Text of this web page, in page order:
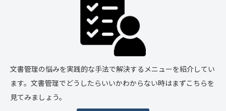
文書管理の悩みを実践的な手法で解決するメニューを紹介してい
ます。文書管理でどうしたらいいかわからない時はまずこちらを
見てみましょう。